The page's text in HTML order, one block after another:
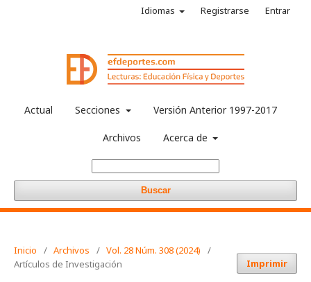
Actual Secciones Versión Anterior 1997-2017
Archivos Acerca de
Buscar
Idiomas Registrarse Entrar
Inicio / Archivos / Vol. 28 Núm. 308 (2024)
/
Artículos de Investigación
Imprimir